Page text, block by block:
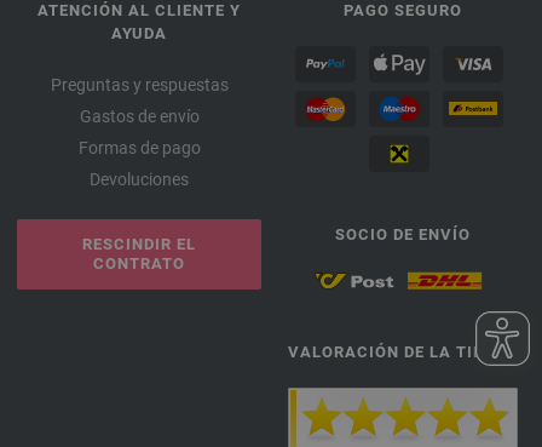
ATENCIÓN AL CLIENTE Y
AYUDA
Preguntas y respuestas
Gastos de envío
Formas de pago
Devoluciones
RESCINDIR EL
CONTRATO
PAGO SEGURO
SOCIO DE ENVÍO
VALORACIÓN DE LA TIENDA